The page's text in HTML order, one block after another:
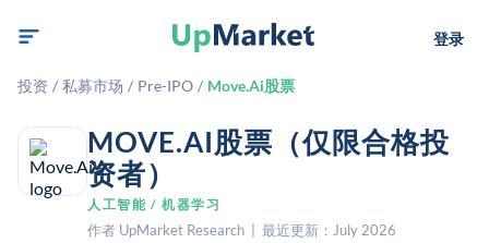
登录
投资 / 私募市场 / Pre-IPO / Move.Ai股票
MOVE.AI股票（仅限合格投
资者）
人工智能 / 机器学习
作者 UpMarket Research | 最近更新：July 2026